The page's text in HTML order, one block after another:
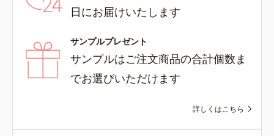
日にお届けいたします
サンプルプレゼント
サンプルはご注文商品の合計個数ま
でお選びいただけます
詳しくはこちら